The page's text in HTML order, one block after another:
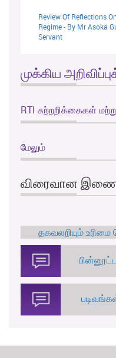
Review Of Reflections
Regime - By Mr Asoka
Servant
முக்கிய
RTI சுற்றறிக்கைகள்
மேலும்
விரைவான
தகவலறியும்